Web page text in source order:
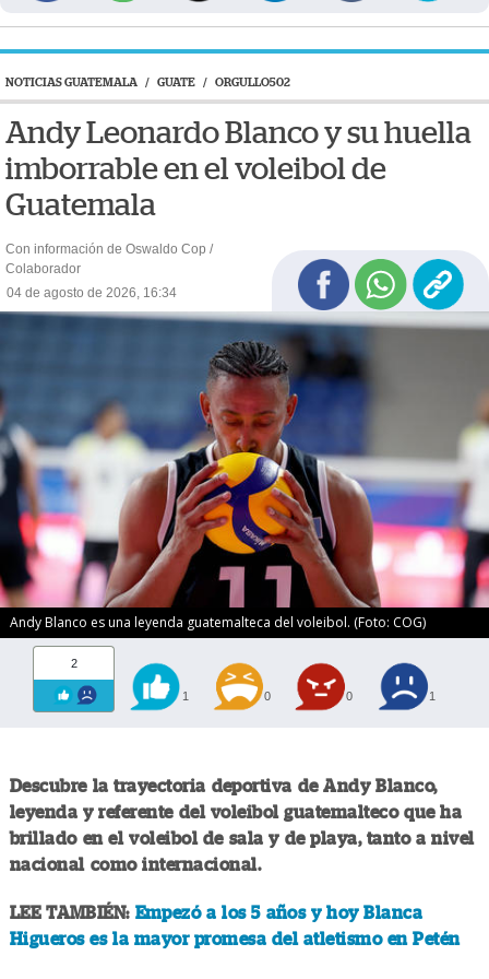
NOTICIAS GUATEMALA / GUATE / ORGULLO502
Andy Leonardo Blanco y su huella
imborrable en el voleibol de
Guatemala
Con información de Oswaldo Cop /
Colaborador
04 de agosto de 2026, 16:34
Andy Blanco es una leyenda guatemalteca del voleibol. (Foto: COG)
2
1 0 0 1
Descubre la trayectoria deportiva de Andy Blanco,
leyenda y referente del voleibol guatemalteco que ha
brillado en el voleibol de sala y de playa, tanto a nivel
nacional como internacional.
LEE TAMBIÉN: Empezó a los 5 años y hoy Blanca
Higueros es la mayor promesa del atletismo en Petén